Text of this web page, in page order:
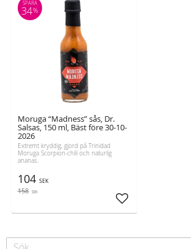
Moruga “Madness” sås, Dr.
Salsas, 150 ml, Bäst före 30-10-
2026
Extremt kryddig, gjord på Trinidad
Moruga Scorpion-chili och naturlig
ananas.
104 SEK
158 SEK
SPARA
34%
Lägg till i favoriter